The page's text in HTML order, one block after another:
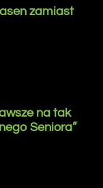
zamiast
na tak
Seniora”